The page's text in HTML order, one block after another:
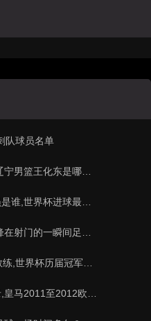
队球员名单
篮王化东是哪里人？
进球最多的球员是谁？
间足球的速度有多快？？
杯历届冠军球队教练
至2012欧冠赛程&nbs